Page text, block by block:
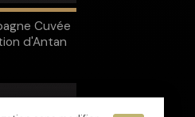
Cuvée
d'Antan